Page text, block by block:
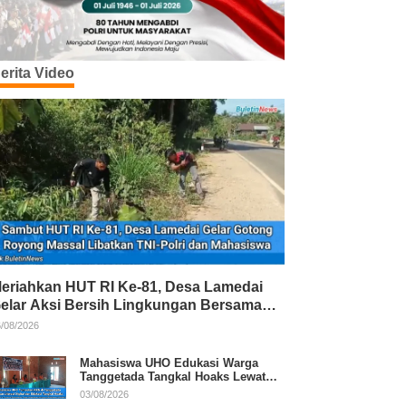
Video
HUT RI Ke-81, Desa Lamedai
Aksi Bersih Lingkungan Bersama
Polri
08/2026
Mahasiswa UHO Edukasi Warga
Tanggetada Tangkal Hoaks Lewat
Program Literasi
03/08/2026